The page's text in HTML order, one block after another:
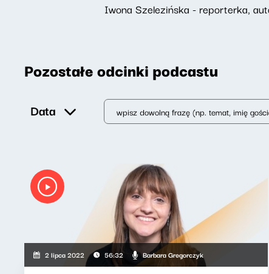
Iwona Szelezińska - reporterka,
Pozostałe odcinki podcastu
Data
2 lipca 2022 56:32 Barbara Gregorczyk